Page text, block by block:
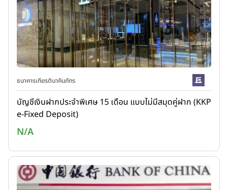
ธนาคารเกียรตินาคินภัทร
บัญชีเงินฝากประจำพิเศษ 15 เดือน แบบไม่มีสมุดคู่ฝาก (KKP
e-Fixed Deposit)
N/A